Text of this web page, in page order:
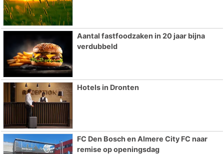
Aantal fastfoodzaken in 20 jaar bijna
verdubbeld
Hotels in Dronten
FC Den Bosch en Almere City FC naar
remise op openingsdag